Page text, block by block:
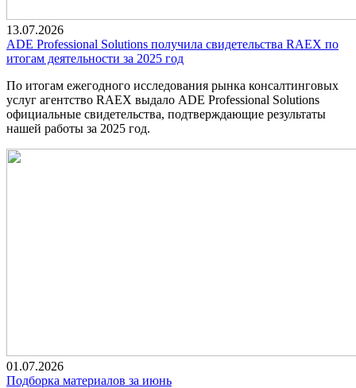
13.07.2026
ADE Professional Solutions получила свидетельства RAEX по
итогам деятельности за 2025 год
По итогам ежегодного исследования рынка консалтинговых
услуг агентство RAEX выдало ADE Professional Solutions
официальные свидетельства, подтверждающие результаты
нашей работы за 2025 год.
01.07.2026
Подборка материалов за июнь